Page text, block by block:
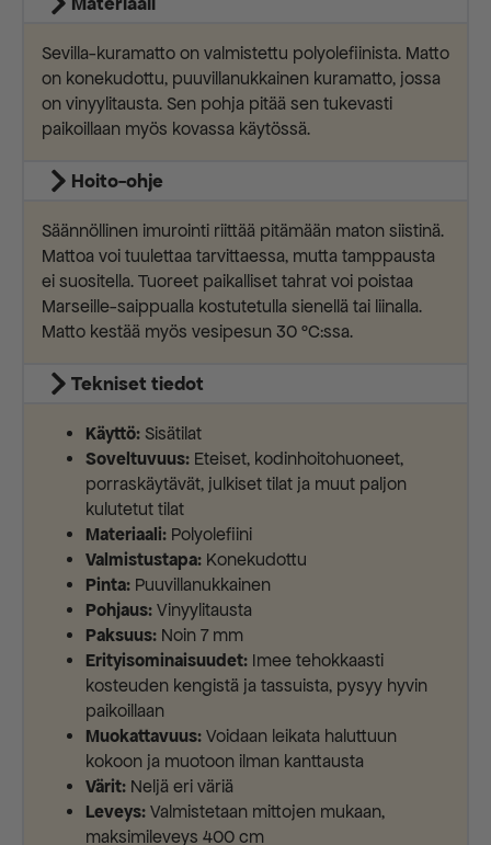
Sevilla-kuramatto on valmistettu polyolefiinista. Matto
on konekudottu, puuvillanukkainen kuramatto, jossa
on vinyylitausta. Sen pohja pitää sen tukevasti
paikoillaan myös kovassa käytössä.
Hoito-ohje
Säännöllinen imurointi riittää pitämään maton siistinä.
Mattoa voi tuulettaa tarvittaessa, mutta tamppausta
ei suositella. Tuoreet paikalliset tahrat voi poistaa
Marseille-saippualla kostutetulla sienellä tai liinalla.
Matto kestää myös vesipesun 30 °C:ssa.
Tekniset tiedot
Käyttö: Sisätilat
Soveltuvuus: Eteiset, kodinhoitohuoneet,
porraskäytävät, julkiset tilat ja muut paljon
kulutetut tilat
Materiaali: Polyolefiini
Valmistustapa: Konekudottu
Pinta: Puuvillanukkainen
Pohjaus: Vinyylitausta
Paksuus: Noin 7 mm
Erityisominaisuudet: Imee tehokkaasti
kosteuden kengistä ja tassuista, pysyy hyvin
paikoillaan
Muokattavuus: Voidaan leikata haluttuun
kokoon ja muotoon ilman kanttausta
Värit: Neljä eri väriä
Leveys: Valmistetaan mittojen mukaan,
maksimileveys 400 cm